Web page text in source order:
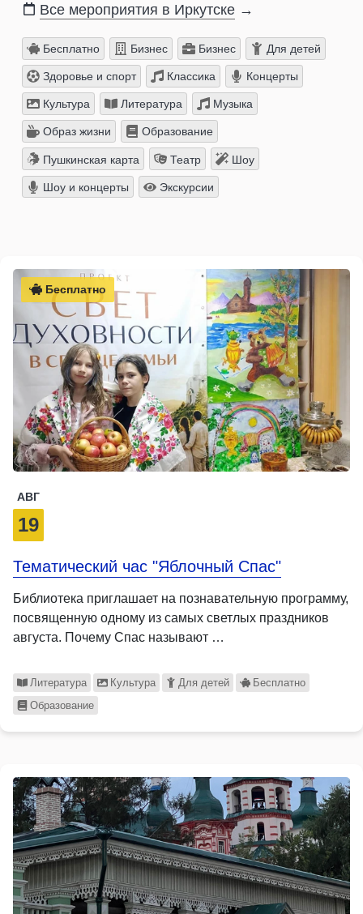
Все мероприятия в Иркутске →
Бесплатно Бизнес Бизнес Для детей
Здоровье и спорт Классика Концерты
Культура Литература Музыка
Образ жизни Образование
Пушкинская карта Театр Шоу
Шоу и концерты Экскурсии
Бесплатно
АВГ
19
Тематический час "Яблочный Спас"
Библиотека приглашает на познавательную программу,
посвященную одному из самых светлых праздников
августа. Почему Спас называют …
Литература Культура Для детей
Бесплатно
Образование